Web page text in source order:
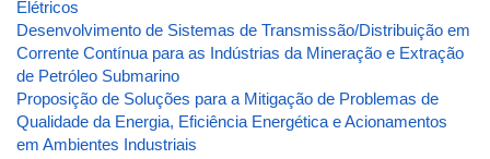
Elétricos
Desenvolvimento de Sistemas de Transmissão/Distribuição em
Corrente Contínua para as Indústrias da Mineração e Extração
de Petróleo Submarino
Proposição de Soluções para a Mitigação de Problemas de
Qualidade da Energia, Eficiência Energética e Acionamentos
em Ambientes Industriais